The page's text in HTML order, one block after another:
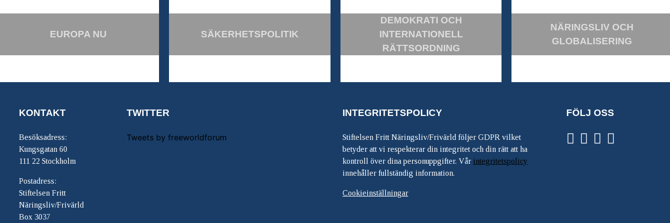
EUROPA NU SÄKERHETSPOLITIK
DEMOKRATI OCH
INTERNATIONELL
RÄTTSORDNING
NÄRINGSLIV OCH
GLOBALISERING
KONTAKT
Besöksadress:
Kungsgatan 60
111 22 Stockholm
Postadress:
Stiftelsen Fritt
Näringsliv/Frivärld
Box 3037
TWITTER
Tweets by freeworldforum
INTEGRITETSPOLICY
Stiftelsen Fritt Näringsliv/Frivärld följer GDPR vilket
betyder att vi respekterar din integritet och din rätt att ha
kontroll över dina personuppgifter. Vår integritetspolicy
innehåller fullständig information.
Cookieinställningar
FÖLJ OSS